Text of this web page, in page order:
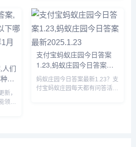
鸡，那么蚂蚁庄园今日答案1.24
是什么，下面一起来看看吧。...
人们
海
答
新，
领取
支付宝蚂蚁庄园今日答案
1.23,蚂蚁庄园今日答案最
新2025.1.23
蚂蚁庄园今日答案最新1.23？支
付宝蚂蚁庄园每天都有问答活